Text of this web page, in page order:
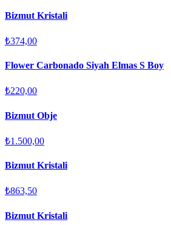
Bizmut Kristali
₺374,00
Flower Carbonado Siyah Elmas S Boy
₺220,00
Bizmut Obje
₺1.500,00
Bizmut Kristali
₺863,50
Bizmut Kristali